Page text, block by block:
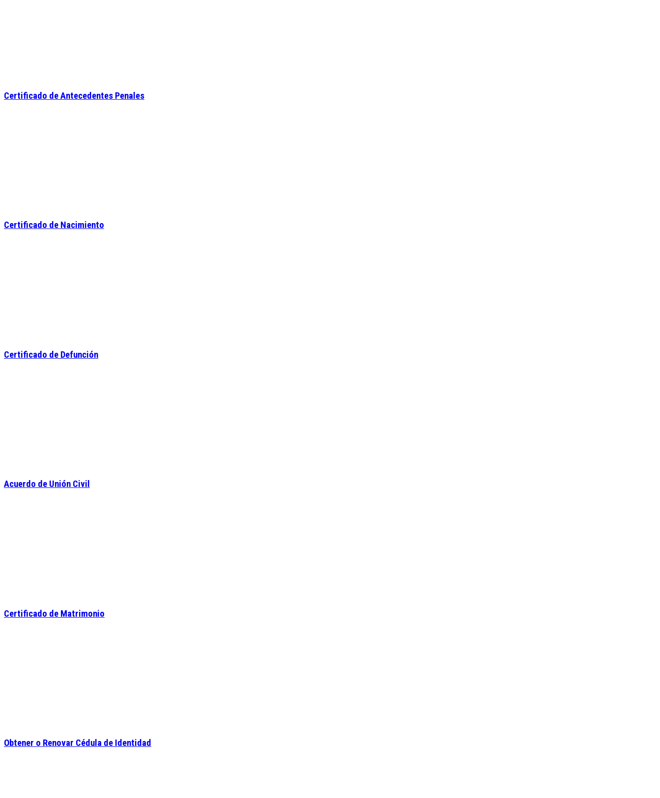
Certificado de Antecedentes Penales
Certificado de Nacimiento
Certificado de Defunción
Acuerdo de Unión Civil
Certificado de Matrimonio
Obtener o Renovar Cédula de Identidad